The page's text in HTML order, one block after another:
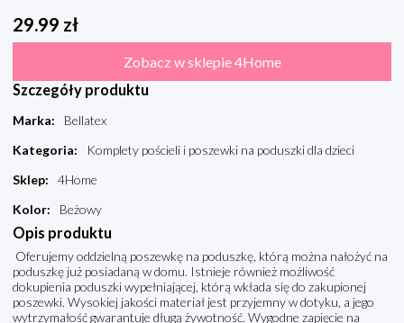
29.99 zł
Zobacz w sklepie 4Home
Szczegóły produktu
Marka:
Bellatex
Kategoria:
Komplety pościeli i poszewki na poduszki dla dzieci
Sklep:
4Home
Kolor: Beżowy
Opis produktu
Oferujemy oddzielną poszewkę na poduszkę, którą można nałożyć na
poduszkę już posiadaną w domu. Istnieje również możliwość
dokupienia poduszki wypełniającej, którą wkłada się do zakupionej
poszewki. Wysokiej jakości materiał jest przyjemny w dotyku, a jego
wytrzymałość gwarantuje długą żywotność. Wygodne zapięcie na